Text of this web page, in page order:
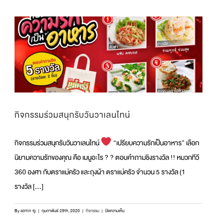
โชค
ดี
ใน
กิจกรรม
“เปรียบ
ความ
รัก
เป็น
อาหาร
ความ
คุณ
เมนู
อะไร”
กิจกรรมร่วมสนุกรับวันวาเลนไทน์
กิจกรรมร่วมสนุกรับวันวาเลนไทน์
“เปรียบความรักเป็นอาหาร” เลือก
นิยามความรักของคุณ คือ เมนูอะไร ? ? ตอบคำถามชิงรางวัล !! หมวกทีวี
360 องศา กับตราแม่ครัว และถุงผ้า ตราแม่ครัว จำนวน 5 รางวัล (1
รางวัล [...]
Byadmin fg | กุมภาพันธ์ 25th, 2020 | กิจกรรม | ปิดความเห็นบน